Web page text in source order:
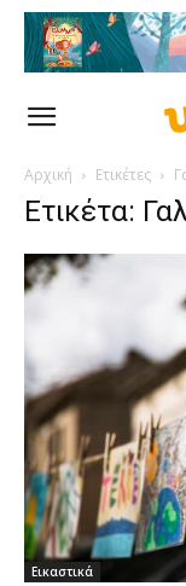
Αρχική Ετικέτες
Ετικέτα:
Εικαστικά